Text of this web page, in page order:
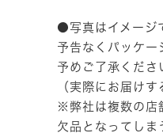
●写真はイメージ
予告なくパッケー
予めご了承くださ
（実際にお届け
※弊社は複数の店
欠品となってしま